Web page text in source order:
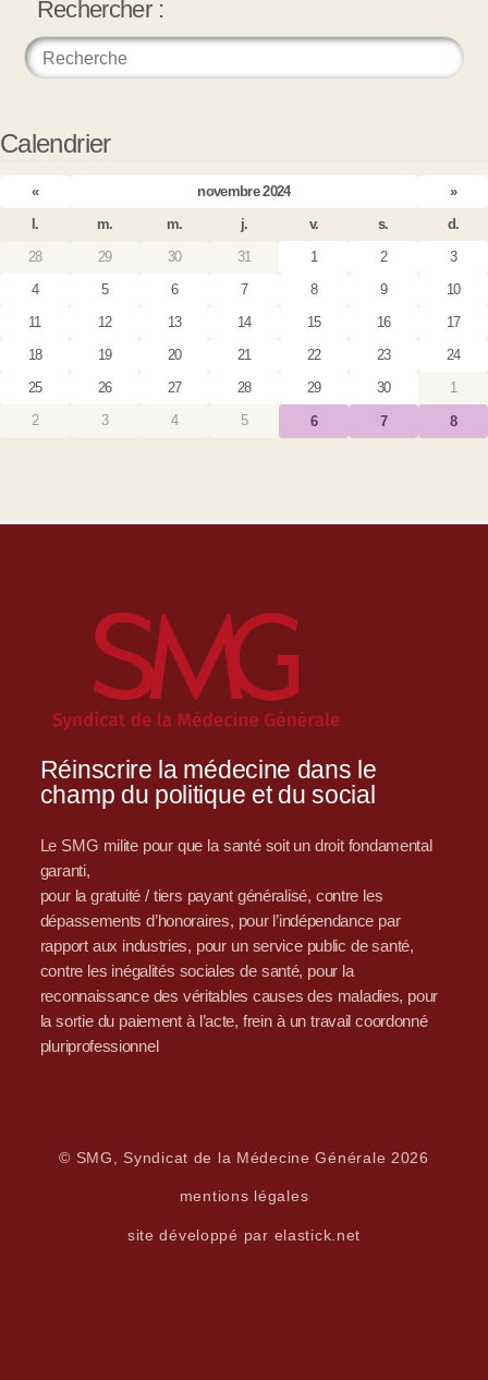
Rechercher :
Calendrier
« novembre 2024
»
l.
m. m. j. v. s.
d.
28
29 30 31 1 2
3
4
5 6 7 8 9
10
11
12 13 14 15 16
17
18
19 20 21 22 23
24
25
26 27 28 29 30
1
2
3 4 5 6 7 8
Réinscrire la médecine dans le
champ du politique et du social
Le SMG milite pour que la santé soit un droit fondamental
garanti,
pour la gratuité / tiers payant généralisé, contre les
dépassements d’honoraires, pour l’indépendance par
rapport aux industries, pour un service public de santé,
contre les inégalités sociales de santé, pour la
reconnaissance des véritables causes des maladies, pour
la sortie du paiement à l’acte, frein à un travail coordonné
pluriprofessionnel
© SMG, Syndicat de la Médecine Générale 2026
mentions légales
site développé par elastick.net